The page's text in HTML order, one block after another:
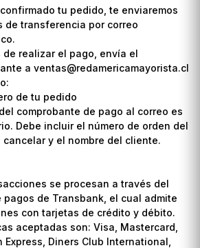
tu pedido, te enviaremos
de transferencia por correo
de realizar el pago, envía el
a ventas@redamericamayorista.cl
de tu pedido
comprobante de pago al correo es
Debe incluir el número de orden del
cancelar y el nombre del cliente.
se procesan a través del
pagos de Transbank, el cual admite
con tarjetas de crédito y débito.
aceptadas son: Visa, Mastercard,
Express, Diners Club International,